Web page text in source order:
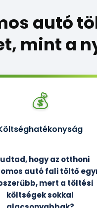
autó
mint a
💰
hogy az otthoni
autó fali töltő
mert a töltési
költségek sokkal